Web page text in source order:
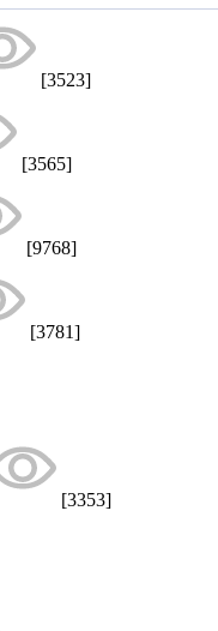
[3523]
[3565]
[9768]
[3781]
[3353]